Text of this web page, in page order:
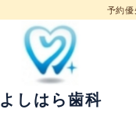
予約
よしはら歯科